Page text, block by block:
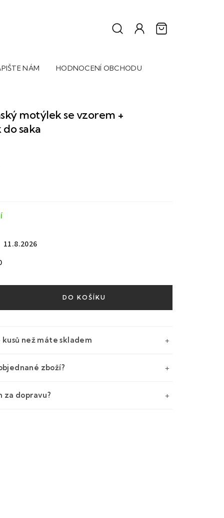
NÁM HODNOCENÍ OBCHODU
motýlek se vzorem +
saka
11.8.2026
DO KOŠÍKU
než máte skladem
zboží?
za dopravu?